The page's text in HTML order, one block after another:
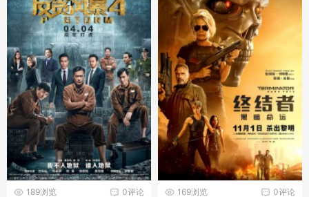
0评论
189浏览 0评论
169浏览